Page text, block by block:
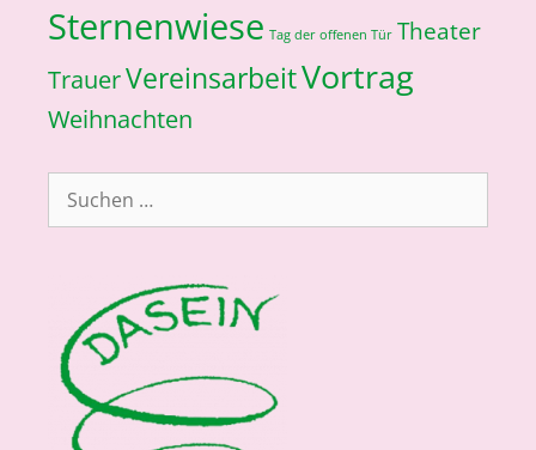
Sternenwiese Tag der offenen Tür Theater
TrauerVereinsarbeitVortrag
Weihnachten
nach: